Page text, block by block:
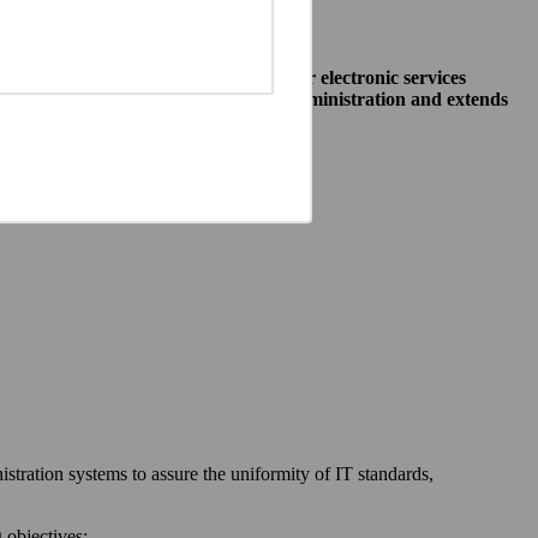
allow public institutions make their electronic services
to different systems of public administration and extends
between:
systems to assure the uniformity of IT standards,